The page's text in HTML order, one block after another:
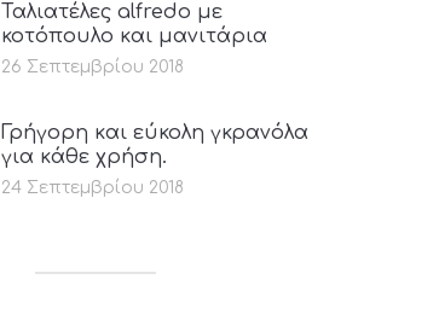
Ταλιατέλες alfredo με
κοτόπουλο και μανιτάρια
26 Σεπτεμβρίου 2018
Γρήγορη και εύκολη γκρανόλα
για κάθε χρήση.
24 Σεπτεμβρίου 2018